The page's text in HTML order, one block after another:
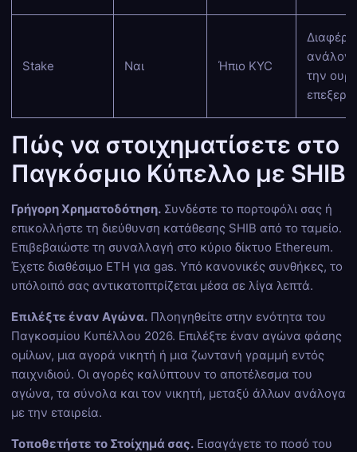
Stake Ναι Ήπιο KYC
Διαφέρει
την
Πώς να στοιχηματίσετε στο
Παγκόσμιο Κύπελλο με SHIB
Γρήγορη Χρηματοδότηση. Συνδέστε το πορτοφόλι σας ή
επικολλήστε τη διεύθυνση κατάθεσης SHIB από το ταμείο.
Επιβεβαιώστε τη συναλλαγή στο κύριο δίκτυο Ethereum.
Έχετε διαθέσιμο ETH για gas. Υπό κανονικές συνθήκες, το
υπόλοιπό σας αντικατοπτρίζεται μέσα σε λίγα λεπτά.
Επιλέξτε έναν Αγώνα. Πλοηγηθείτε στην ενότητα του
Παγκοσμίου Κυπέλλου 2026. Επιλέξτε έναν αγώνα φάσης
ομίλων, μια αγορά νικητή ή μια ζωντανή γραμμή εντός
παιχνιδιού. Οι αγορές καλύπτουν το αποτέλεσμα του
αγώνα, τα σύνολα και τον νικητή, μεταξύ άλλων ανάλογα
με την εταιρεία.
Τοποθετήστε το Στοίχημά σας. Εισαγάγετε το ποσό του